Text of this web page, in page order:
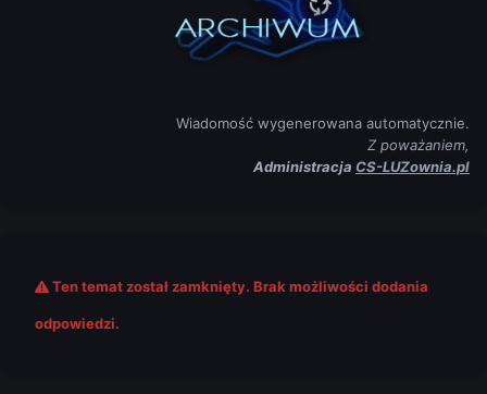
Wiadomość wygenerowana automatycznie.
Z poważaniem,
Administracja CS-LUZownia.pl
Ten temat został zamknięty. Brak możliwości dodania
odpowiedzi.